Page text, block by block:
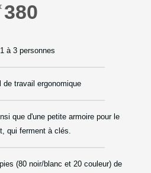
380
1 à 3 personnes
de travail ergonomique
que d'une petite armoire pour le
qui ferment à clés.
(80 noir/blanc et 20 couleur) de